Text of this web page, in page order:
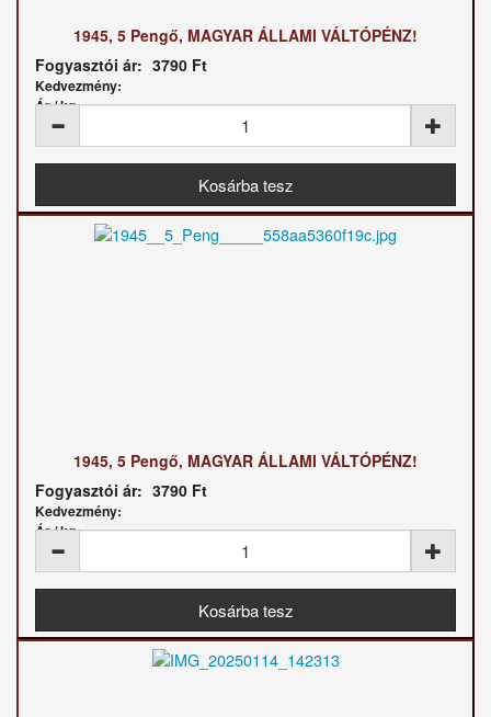
1945, 5 Pengő, MAGYAR ÁLLAMI VÁLTÓPÉNZ!
Fogyasztói ár: 3790 Ft
Kedvezmény:
Ár / kg:
1945, 5 Pengő, MAGYAR ÁLLAMI VÁLTÓPÉNZ!
Fogyasztói ár: 3790 Ft
Kedvezmény:
Ár / kg: